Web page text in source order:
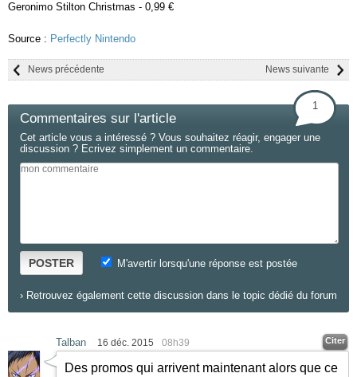
Geronimo Stilton Christmas - 0,99 €
Source : Perfectly Nintendo
News suivante
News précédente
Commentaires sur l'article
1
Cet article vous a intéressé ? Vous souhaitez réagir, engager une
discussion ? Ecrivez simplement un commentaire.
POSTER M'avertir lorsqu'une réponse est postée
› Retrouvez également cette discussion dans le topic dédié du forum
Talban 16 déc. 2015 08h39 Citer
Des promos qui arrivent maintenant alors que ce